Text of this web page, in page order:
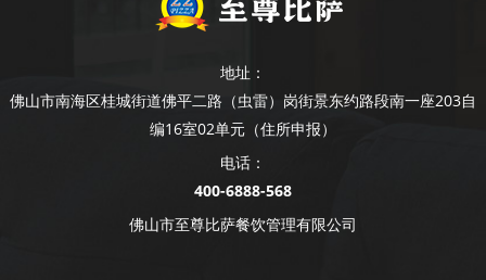
地址：
佛山市南海区桂城街道佛平二路（虫雷）岗街景东约路段南一座203自
编16室02单元（住所申报）
电话：
400-6888-568
佛山市至尊比萨餐饮管理有限公司